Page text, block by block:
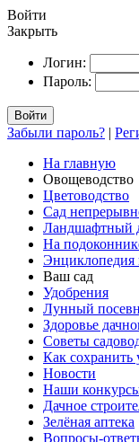
Войти
Закрыть
Логин:
Пароль:
Войти
Забыли пароль? |
На главную
Овощеводство
Цветоводство
Сад
Ландшафтный
На
Энциклопедия
Ваш сад
Удобрения
Лунный
Здоровье
Советы
Как сохранить
Новости
Наши
Дачное
Зелёная аптека
Вопросы-